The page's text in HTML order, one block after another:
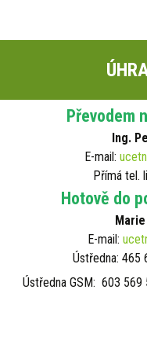
Převodem
Ing.
E-mail:
Přímá tel.
Hotově do
E-mail:
Ústředna: 465
Ústředna GSM: 603